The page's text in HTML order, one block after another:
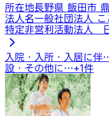
所在地長野県 飯田市
法人名一般社団法人 こ
特定非営利活動法人
入院・入所・入居に伴
設・その他に…+1件